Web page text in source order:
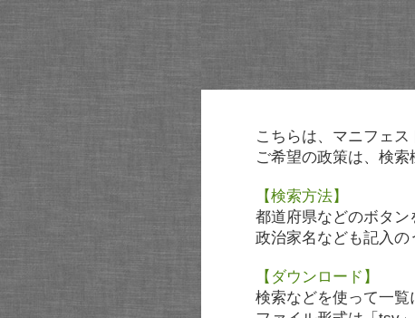
こちらは、マニフェス
ご希望の政策は、検索
【検索方法】
都道府県などのボタン
政治家名なども記入の
【ダウンロード】
検索などを使って一覧